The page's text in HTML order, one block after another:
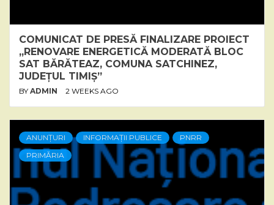
COMUNICAT DE PRESĂ FINALIZARE PROIECT
„RENOVARE ENERGETICĂ MODERATĂ BLOC
SAT BĂRĂTEAZ, COMUNA SATCHINEZ,
JUDEȚUL TIMIȘ”
BY ADMIN 2 WEEKS AGO
ANUNȚURI INFORMAȚII PUBLICE
PNRR
PRIMĂRIA